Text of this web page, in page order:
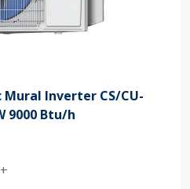
Inverter CS/CU-
9000 Btu/h